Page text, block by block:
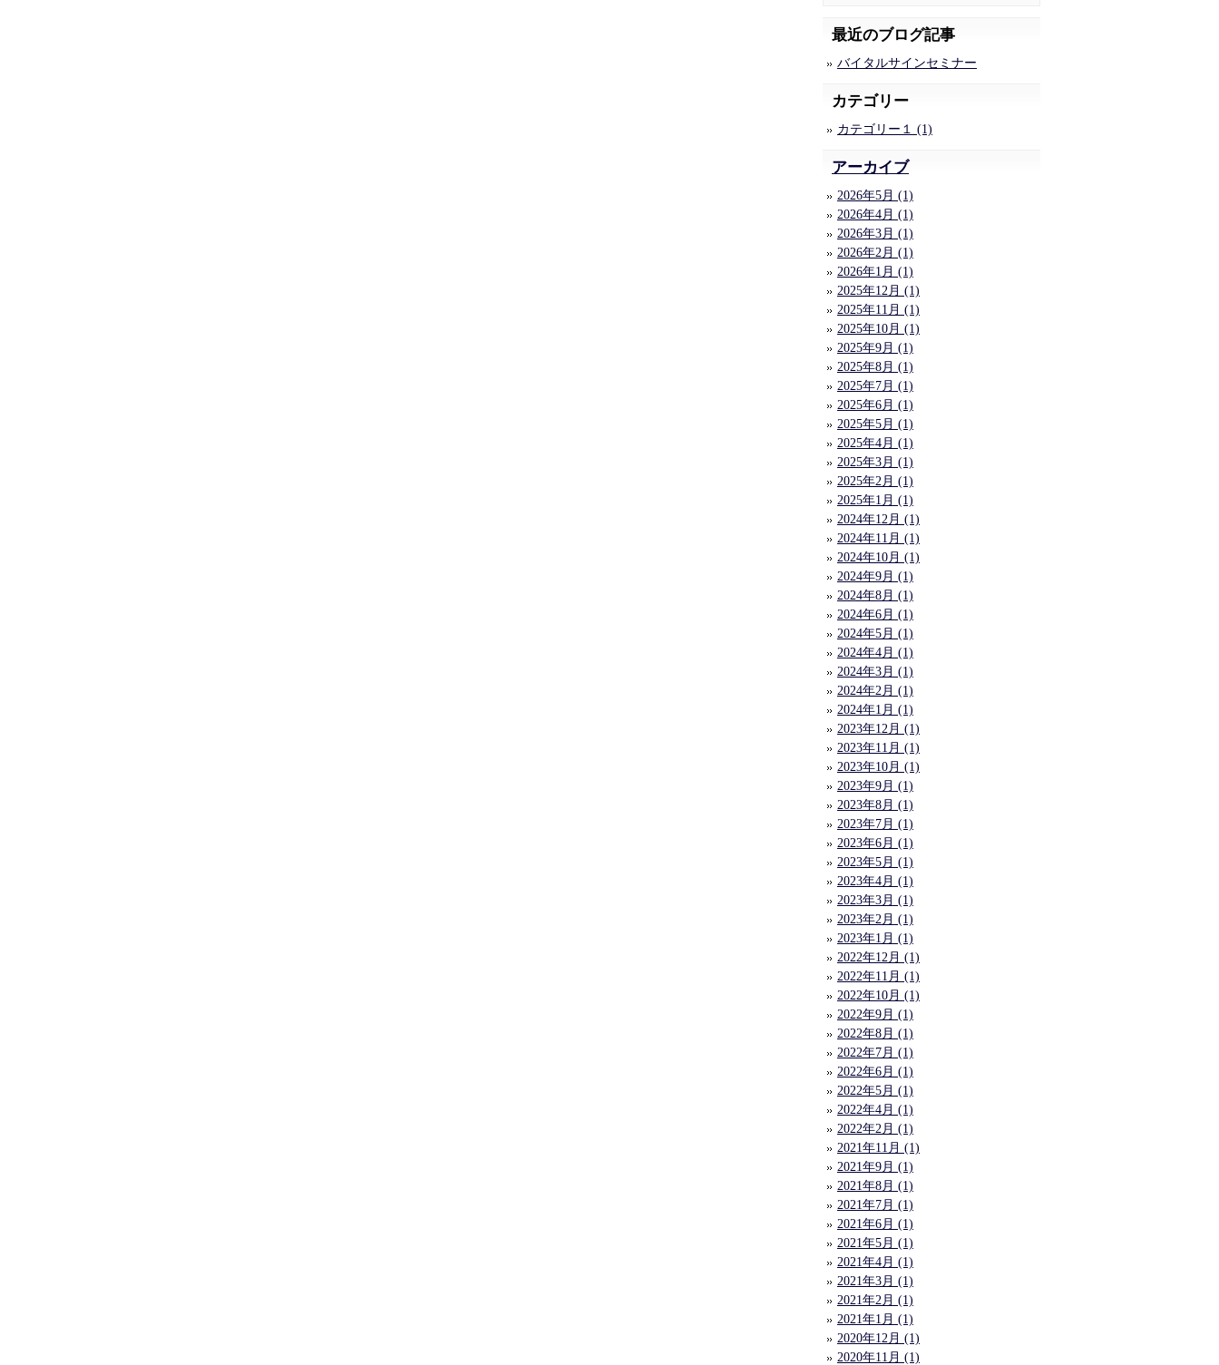
最近のブログ記事
バイタルサインセミナー
カテゴリー
カテゴリー１ (1)
アーカイブ
2026年5月 (1)
2026年4月 (1)
2026年3月 (1)
2026年2月 (1)
2026年1月 (1)
2025年12月 (1)
2025年11月 (1)
2025年10月 (1)
2025年9月 (1)
2025年8月 (1)
2025年7月 (1)
2025年6月 (1)
2025年5月 (1)
2025年4月 (1)
2025年3月 (1)
2025年2月 (1)
2025年1月 (1)
2024年12月 (1)
2024年11月 (1)
2024年10月 (1)
2024年9月 (1)
2024年8月 (1)
2024年6月 (1)
2024年5月 (1)
2024年4月 (1)
2024年3月 (1)
2024年2月 (1)
2024年1月 (1)
2023年12月 (1)
2023年11月 (1)
2023年10月 (1)
2023年9月 (1)
2023年8月 (1)
2023年7月 (1)
2023年6月 (1)
2023年5月 (1)
2023年4月 (1)
2023年3月 (1)
2023年2月 (1)
2023年1月 (1)
2022年12月 (1)
2022年11月 (1)
2022年10月 (1)
2022年9月 (1)
2022年8月 (1)
2022年7月 (1)
2022年6月 (1)
2022年5月 (1)
2022年4月 (1)
2022年2月 (1)
2021年11月 (1)
2021年9月 (1)
2021年8月 (1)
2021年7月 (1)
2021年6月 (1)
2021年5月 (1)
2021年4月 (1)
2021年3月 (1)
2021年2月 (1)
2021年1月 (1)
2020年12月 (1)
2020年11月 (1)